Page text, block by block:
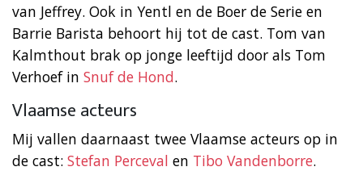
van Jeffrey. Ook in Yentl en de Boer de Serie en
Barrie Barista behoort hij tot de cast. Tom van
Kalmthout brak op jonge leeftijd door als Tom
Verhoef in Snuf de Hond.
Vlaamse acteurs
Mij vallen daarnaast twee Vlaamse acteurs op in
de cast: Stefan Perceval en Tibo Vandenborre.